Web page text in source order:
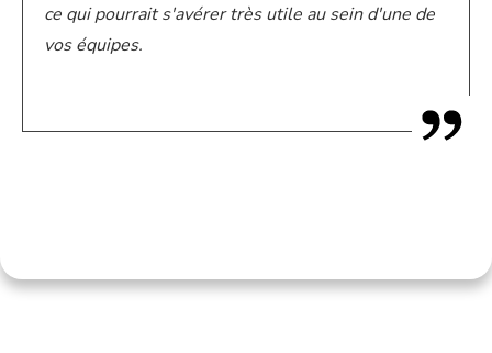
ce qui pourrait s'avérer très utile au sein d'une de
vos équipes.